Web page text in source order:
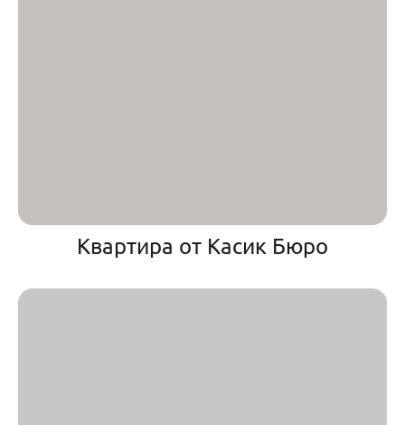
Квартира от Касик Бюро